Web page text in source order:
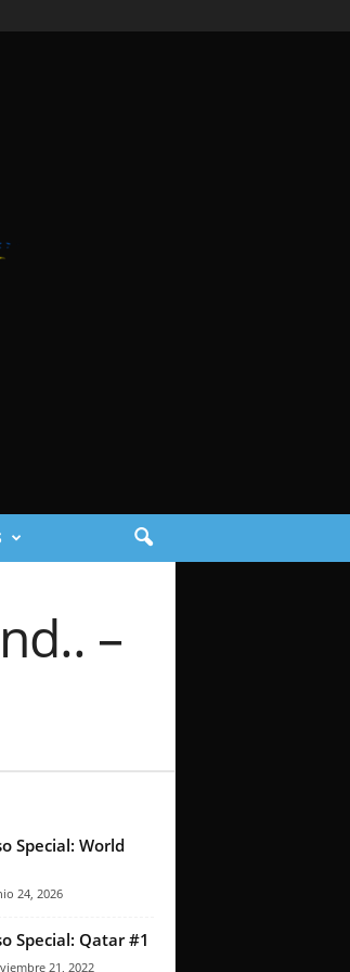
–
Special: World
24, 2026
Special: Qatar #1
21, 2022